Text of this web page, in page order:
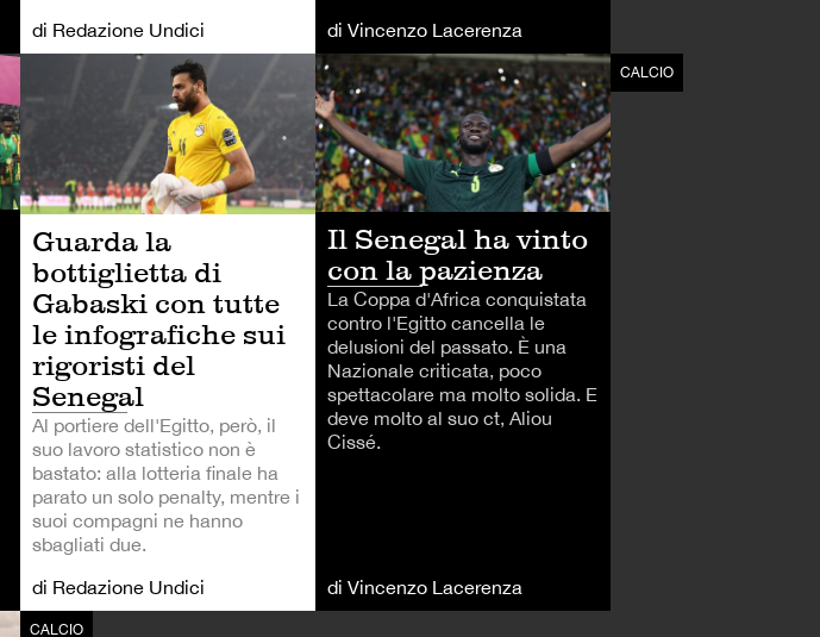
di Redazione Undici di Vincenzo Lacerenza
CALCIO
Guarda la
bottiglietta di
Gabaski con tutte
le infografiche sui
rigoristi del
Senegal
Al portiere dell'Egitto, però, il
suo lavoro statistico non è
bastato: alla lotteria finale ha
parato un solo penalty, mentre i
suoi compagni ne hanno
sbagliati due.
di Redazione Undici
CALCIO
Il Senegal ha vinto
con la pazienza
La Coppa d'Africa conquistata
contro l'Egitto cancella le
delusioni del passato. È una
Nazionale criticata, poco
spettacolare ma molto solida. E
deve molto al suo ct, Aliou
Cissé.
di Vincenzo Lacerenza
CALCIO